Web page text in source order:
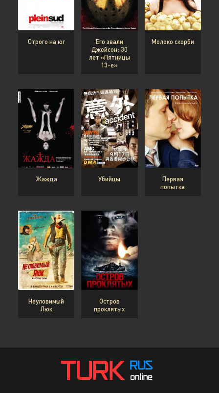
Строго на юг
Его звали
Джейсон: 30
лет «Пятницы
13-е»
Молоко скорби
Жажда Убийцы
Первая
попытка
Неуловимый
Люк
Остров
проклятых